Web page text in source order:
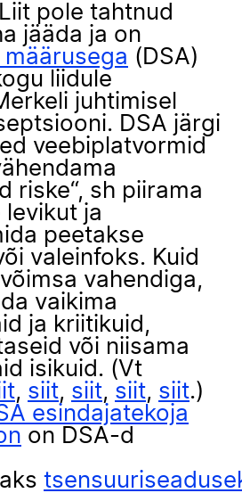
pole tahtnud
jääda ja on
(DSA)
liidule
juhtimisel
DSA järgi
veebiplatvormid
riske“, sh piirama
levikut ja
peetakse
valeinfoks. Kuid
vahendiga,
vaikima
ja kriitikuid,
või niisama
isikuid. (Vt
, siit, siit, siit, siit.)
esindajatekoja
on DSA-d